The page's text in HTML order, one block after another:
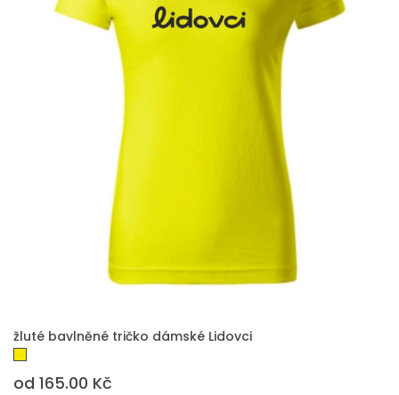
PŘIDAT DO POPTÁVKY
žluté bavlněné tričko dámské Lidovci
od 165.00 Kč